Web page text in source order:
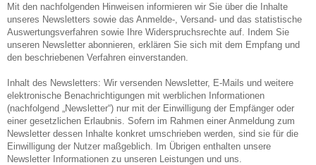
Mit den nachfolgenden Hinweisen informieren wir Sie über die Inhalte
unseres Newsletters sowie das Anmelde-, Versand- und das statistische
Auswertungsverfahren sowie Ihre Widerspruchsrechte auf. Indem Sie
unseren Newsletter abonnieren, erklären Sie sich mit dem Empfang und
den beschriebenen Verfahren einverstanden.
Inhalt des Newsletters: Wir versenden Newsletter, E-Mails und weitere
elektronische Benachrichtigungen mit werblichen Informationen
(nachfolgend „Newsletter“) nur mit der Einwilligung der Empfänger oder
einer gesetzlichen Erlaubnis. Sofern im Rahmen einer Anmeldung zum
Newsletter dessen Inhalte konkret umschrieben werden, sind sie für die
Einwilligung der Nutzer maßgeblich. Im Übrigen enthalten unsere
Newsletter Informationen zu unseren Leistungen und uns.